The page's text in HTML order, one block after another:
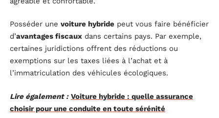
Posséder une voiture hybride peut vous faire bénéficier
d’avantages fiscaux dans certains pays. Par exemple,
certaines juridictions offrent des réductions ou
exemptions sur les taxes liées à l’achat et à
l’immatriculation des véhicules écologiques.
Lire également : Voiture hybride : quelle assurance
choisir pour une conduite en toute sérénité